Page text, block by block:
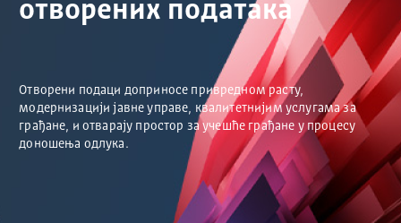
отворених података
Отворени подаци доприносе привредном расту,
модернизацији јавне управе, квалитетнијим услугама за
грађане, и отварају простор за учешће грађане у процесу
доношења одлука.